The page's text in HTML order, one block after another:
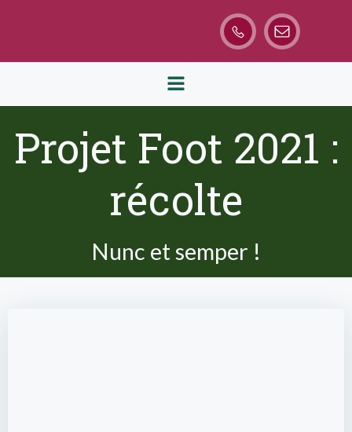
Projet Foot 2021 :
récolte
Nunc et semper !